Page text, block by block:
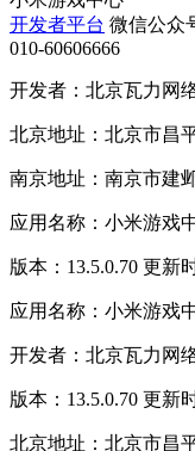
开发者平台 微信公众
010-60606666
开发者：北京瓦力网
北京地址：北京市昌
南京地址：南京市建
应用名称：小米游戏
版本：13.5.0.70 更新
应用名称：小米游戏
开发者：北京瓦力网
版本：13.5.0.70 更新
北京地址：北京市昌